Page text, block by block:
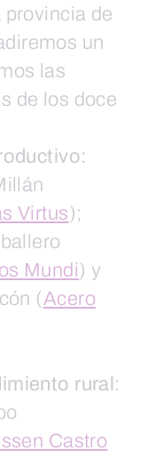
de
un
las
de los doce
Virtus);
Mundi) y
(Acero
rural :
Castro